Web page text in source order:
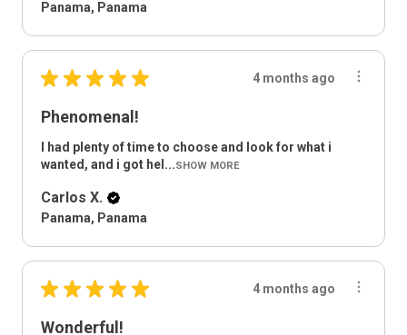
Panama, Panama
★ ★ ★ ★ ★ 4 months ago
Phenomenal!
I had plenty of time to choose and look for what i
wanted, and i got hel...SHOW MORE
Carlos X.
Panama, Panama
★ ★ ★ ★ ★ 4 months ago
Wonderful!